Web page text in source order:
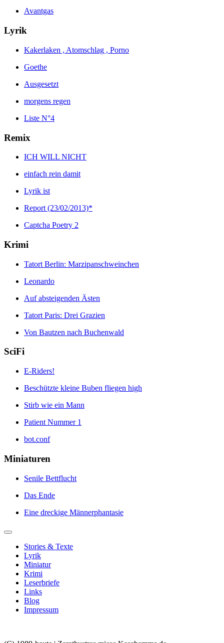
Avantgas
Lyrik
Kakerlaken , Atomschlag , Porno
Goethe
Ausgesetzt
morgens regen
Liste N°4
Remix
ICH WILL NICHT
einfach rein damit
Lyrik ist
Report (23/02/2013)*
Captcha Poetry 2
Krimi
Tatort Berlin: Marzipanschweinchen
Leonardo
Auf absteigenden Ästen
Tatort Paris: Drei Grazien
Von Bautzen nach Buchenwald
SciFi
E-Riders!
Beschützte kleine Buben fliegen high
Stirb wie ein Mann
Patient Nummer 1
bot.conf
Miniaturen
Senile Bettflucht
Das Ende
Eine dreckige Männerphantasie
Stories & Texte
Lyrik
Miniatur
Krimi
Leserbriefe
Links
Blog
Impressum